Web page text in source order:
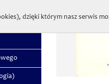
dzięki którym nasz serwis